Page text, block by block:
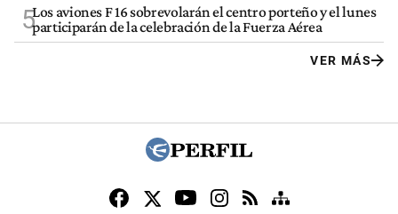
5Los aviones F 16 sobrevolarán el centro porteño y el lunes
participarán de la celebración de la Fuerza Aérea
VER MÁS